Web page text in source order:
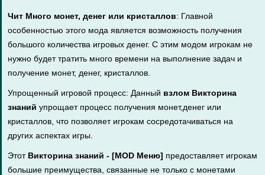
Чит Много монет, денег или кристаллов: Главной
особенностью этого мода является возможность получения
большого количества игровых денег. С этим модом игрокам не
нужно будет тратить много времени на выполнение задач и
получение монет, денег, кристаллов.
Упрощенный игровой процесс: Данный взлом Викторина
знаний упрощает процесс получения монет,денег или
кристаллов, что позволяет игрокам сосредотачиваться на
других аспектах игры.
Этот Викторина знаний - [MOD Меню] предоставляет игрокам
большие преимущества, связанные не только с монетами